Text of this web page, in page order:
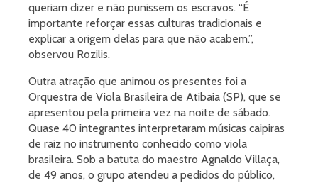
queriam dizer e não punissem os escravos. “É
importante reforçar essas culturas tradicionais e
explicar a origem delas para que não acabem.”,
observou Rozilis.
Outra atração que animou os presentes foi a
Orquestra de Viola Brasileira de Atibaia (SP), que se
apresentou pela primeira vez na noite de sábado.
Quase 40 integrantes interpretaram músicas caipiras
de raiz no instrumento conhecido como viola
brasileira. Sob a batuta do maestro Agnaldo Villaça,
de 49 anos, o grupo atendeu a pedidos do público,